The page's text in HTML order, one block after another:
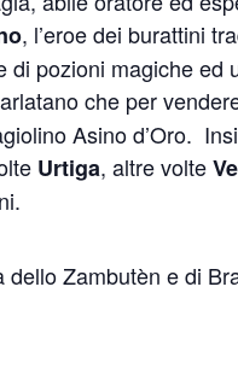
, l’eroe dei burattini
di pozioni magiche ed
che per
Asino d’Oro.
Urtiga, altre volte
dello Zambutèn e di